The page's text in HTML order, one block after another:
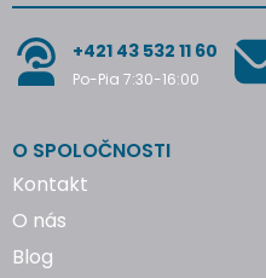
+421 43 532 11 60
Po-Pia 7:30-16:00
O SPOLOČNOSTI
Kontakt
O nás
Blog